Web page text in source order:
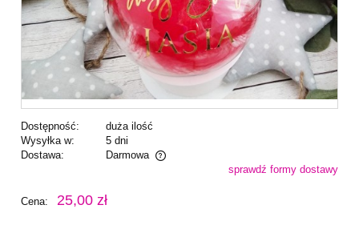
Dostępność:
duża ilość
Wysyłka w:
5 dni
Dostawa:
Darmowa
Cena nie zawiera ewentualnych kosztów płatnościsprawdź formy dostawy
Cena: 25,00 zł